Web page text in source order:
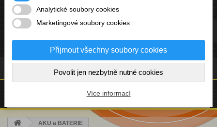
(prázdný)
AKU a BATERIE
Analytické soubory cookies
Marketingové soubory cookies
Přijmout všechny soubory cookies
Povolit jen nezbytně nutné cookies
Více informací